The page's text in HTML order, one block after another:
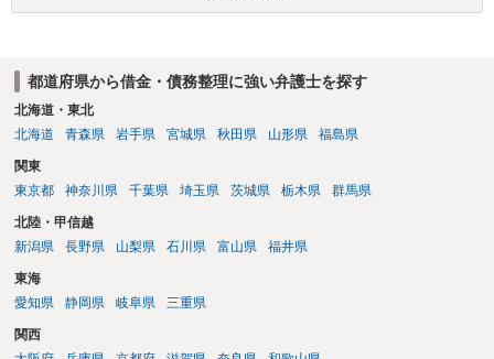
都道府県から借金・債務整理に強い弁護士を探す
北海道・東北
北海道
青森県 岩手県 宮城県 秋田県 山形県 福島県
関東
東京都
神奈川県 千葉県 埼玉県 茨城県 栃木県 群馬県
北陸・甲信越
新潟県
長野県 山梨県 石川県 富山県 福井県
東海
愛知県
静岡県 岐阜県 三重県
関西